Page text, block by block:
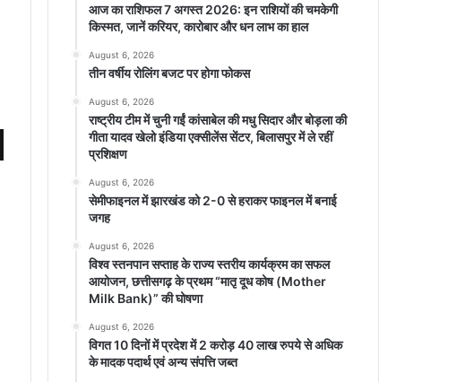
आज का राशिफल 7 अगस्त 2026: इन राशियों की चमकेगी
किस्मत, जानें करियर, कारोबार और धन लाभ का हाल
August 6, 2026
तीन वर्षीय रोलिंग बजट पर होगा फोकस
August 6, 2026
राष्ट्रीय टीम में चुनी गईं कांसाबेल की मधु सिदार और बोड़ला की
गीता यादव खेलो इंडिया एक्सीलेंस सेंटर, बिलासपुर में ले रहीं
प्रशिक्षण
August 6, 2026
सेमीफाइनल में झारखंड को 2-0 से हराकर फाइनल में बनाई
जगह
August 6, 2026
विश्व स्तनपान सप्ताह के राज्य स्तरीय कार्यक्रम का सफल
आयोजन, छत्तीसगढ़ के प्रथम “मातृ दूध कोष (Mother
Milk Bank)” की घोषणा
August 6, 2026
विगत 10 दिनों में प्रदेश में 2 करोड़ 40 लाख रुपये से अधिक
के मादक पदार्थ एवं अन्य संपत्ति जब्त